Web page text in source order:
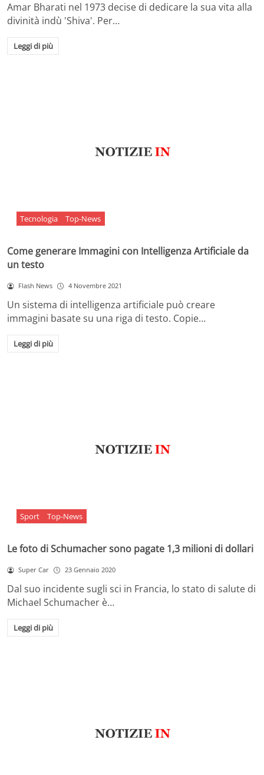
Amar Bharati nel 1973 decise di dedicare la sua vita alla
divinità indù 'Shiva'. Per…
Leggi di più
Tecnologia Top-News
Come generare Immagini con Intelligenza Artificiale da
un testo
Flash News 4 Novembre 2021
Un sistema di intelligenza artificiale può creare
immagini basate su una riga di testo. Copie…
Leggi di più
Sport Top-News
Le foto di Schumacher sono pagate 1,3 milioni di dollari
Super Car 23 Gennaio 2020
Dal suo incidente sugli sci in Francia, lo stato di salute di
Michael Schumacher è…
Leggi di più